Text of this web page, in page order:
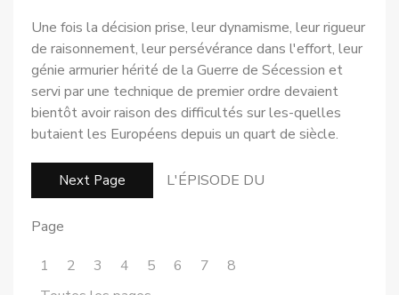
Une fois la décision prise, leur dynamisme, leur rigueur
de raisonnement, leur persévérance dans l'effort, leur
génie armurier hérité de la Guerre de Sécession et
servi par une technique de premier ordre devaient
bientôt avoir raison des difficultés sur les-quelles
butaient les Européens depuis un quart de siècle.
Next Page L'ÉPISODE DU
Page
1
2 3 4 5 6 7
8